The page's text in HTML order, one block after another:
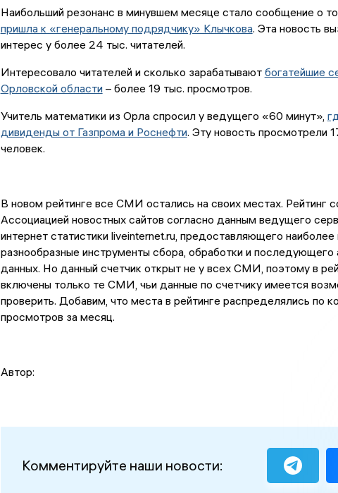
Наибольший резонанс в минувшем месяце стало сообщение о
пришла к «генеральному подрядчику» Клычкова. Эта новость
интерес у более 24 тыс. читателей.
Интересовало читателей и сколько зарабатывают богатейшие
Орловской области– более 19 тыс. просмотров.
Учитель математики из Орла спросил у ведущего «60 минут»,
дивиденды от Газпрома и Роснефти. Эту новость просмотрели
человек.
В новом рейтинге все СМИ остались на своих местах. Рейтинг
Ассоциацией новостных сайтов согласно данным ведущего
интернет статистики liveinternet.ru, предоставляющего наиболее
разнообразные инструменты сбора, обработки и последующего
данных. Но данный счетчик открыт не у всех СМИ, поэтому в
включены только те СМИ, чьи данные по счетчику имеется
проверить. Добавим, что места в рейтинге распределялись по
просмотров за месяц.
Автор:
Комментируйте наши новости: